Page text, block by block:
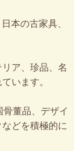
本の古家具、
ア、珍品、名
います。
董品、デザイ
どを積極的に